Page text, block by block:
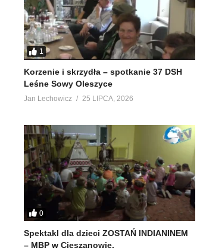
1
Korzenie i skrzydła – spotkanie 37 DSH
Leśne Sowy Oleszyce
Jan Lechowicz 25 LIPCA, 2026
0
Spektakl dla dzieci ZOSTAŃ INDIANINEM
– MBP w Cieszanowie.